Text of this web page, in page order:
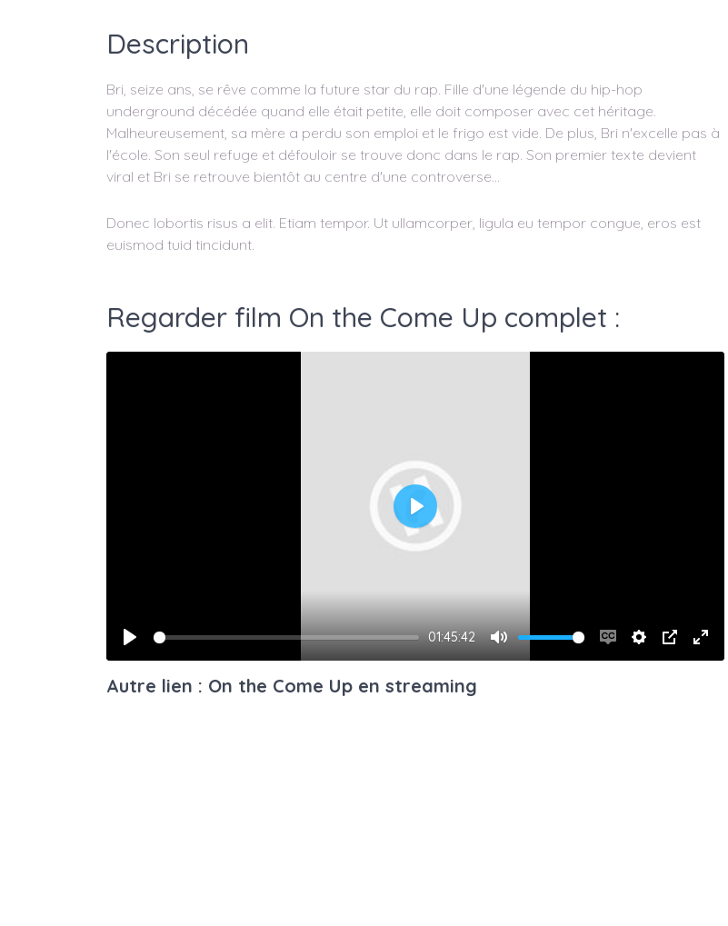
Description
Bri, seize ans, se rêve comme la future star du rap. Fille d'une légende du hip-hop
underground décédée quand elle était petite, elle doit composer avec cet héritage.
Malheureusement, sa mère a perdu son emploi et le frigo est vide. De plus, Bri n'excelle pas à
l'école. Son seul refuge et défouloir se trouve donc dans le rap. Son premier texte devient
viral et Bri se retrouve bientôt au centre d'une controverse...
Donec lobortis risus a elit. Etiam tempor. Ut ullamcorper, ligula eu tempor congue, eros est
euismod tuid tincidunt.
Regarder film On the Come Up complet :
Play
01:45:42
Mute
EnableSettings
PIP Enter
Play
Autre lien : On the Come Up en streaming